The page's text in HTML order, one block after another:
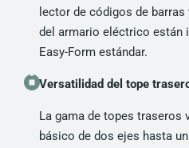
lector de códigos de
del armario eléctrico están
Easy-Form estándar.
Versatilidad del tope
La gama de topes traseros
básico de dos ejes hasta